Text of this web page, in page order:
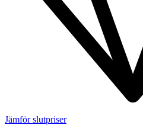
Jämför slutpriser